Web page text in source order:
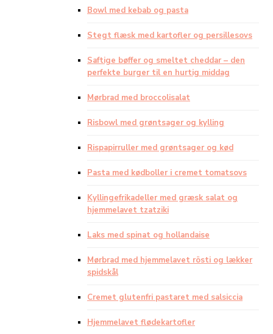
Bowl med kebab og pasta
Stegt flæsk med kartofler og persillesovs
Saftige bøffer og smeltet cheddar – den
perfekte burger til en hurtig middag
Mørbrad med broccolisalat
Risbowl med grøntsager og kylling
Rispapirruller med grøntsager og kød
Pasta med kødboller i cremet tomatsovs
Kyllingefrikadeller med græsk salat og
hjemmelavet tzatziki
Laks med spinat og hollandaise
Mørbrad med hjemmelavet rösti og lækker
spidskål
Cremet glutenfri pastaret med salsiccia
Hjemmelavet flødekartofler